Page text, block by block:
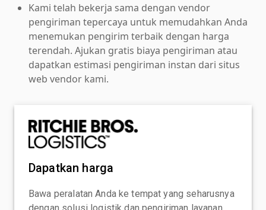
Kami telah bekerja sama dengan vendor
pengiriman tepercaya untuk memudahkan Anda
menemukan pengirim terbaik dengan harga
terendah. Ajukan gratis biaya pengiriman atau
dapatkan estimasi pengiriman instan dari situs
web vendor kami.
Dapatkan harga
Bawa peralatan Anda ke tempat yang seharusnya